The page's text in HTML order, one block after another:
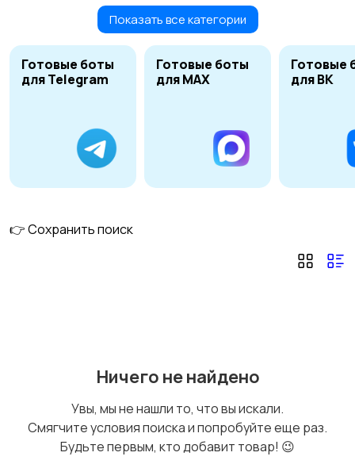
Показать все категории
Готовые боты
для Telegram
Готовые боты
для MAX
Готовые
для ВК
👉 Сохранить поиск
Ничего не найдено
Увы, мы не нашли то, что вы искали.
Смягчите условия поиска и попробуйте еще раз.
Будьте первым, кто добавит товар! 😉